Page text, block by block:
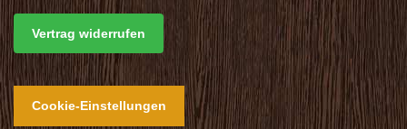
Vertrag widerrufen
Cookie-Einstellungen